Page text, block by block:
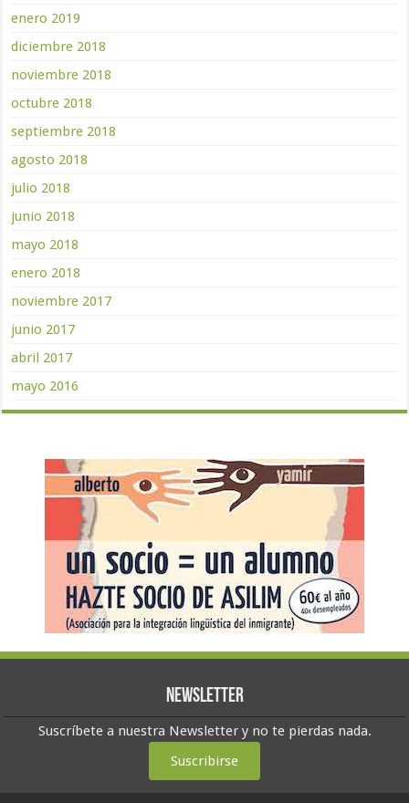
enero 2019
diciembre 2018
noviembre 2018
octubre 2018
septiembre 2018
agosto 2018
julio 2018
junio 2018
mayo 2018
enero 2018
noviembre 2017
junio 2017
abril 2017
mayo 2016
Newsletter
Suscríbete a nuestra Newsletter y no te pierdas nada.
Suscribirse